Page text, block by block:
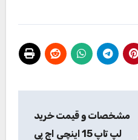
مشخصات و قیمت خرید
لپ تاپ 15 اینچی اچ پی